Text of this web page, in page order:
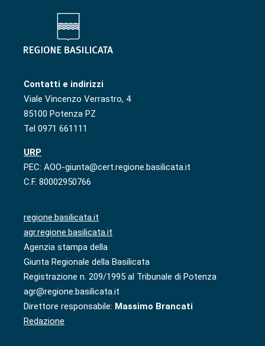
Contatti e indirizzi
Viale Vincenzo Verrastro, 4
85100 Potenza PZ
Tel 0971 661111
URP
PEC: AOO-giunta@cert.regione.basilicata.it
C.F. 80002950766
regione.basilicata.it
agr.regione.basilicata.it
Agenzia stampa della
Giunta Regionale della Basilicata
Registrazione n. 209/1995 al Tribunale di Potenza
agr@regione.basilicata.it
Direttore responsabile: Massimo Brancati
Redazione